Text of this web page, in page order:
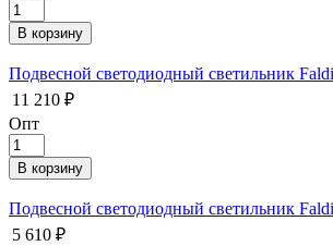
Подвесной светодиодный светильник
11 210 ₽
Опт
Подвесной светодиодный светильник
5 610 ₽